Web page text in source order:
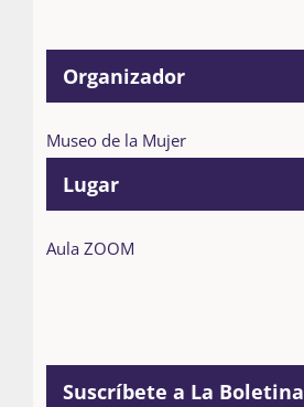
Lugar
Aula ZOOM
Organizador
Museo de la Mujer
Suscríbete a La Boletina